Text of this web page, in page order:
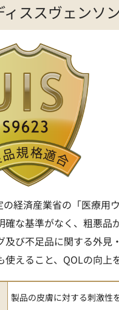
ィススヴェンソ
経済産業省の「医療用
確な基準がなく、粗悪品
及び不足品に関する外
使えること、QOLの向上
製品の皮膚に対する刺激性